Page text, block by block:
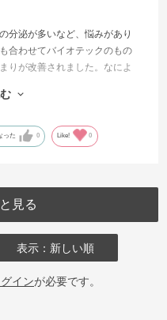
分泌が多いなど、悩みがあり
合わせてバイオテックのもの
りが改善されました。なによ
です。使用して7年になりまし
った 0 Like! 0
見る
表示：新しい順
インが必要です。